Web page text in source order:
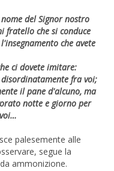
del Signor nostro
fratello che si conduce
che avete
ci dovete imitare:
fra voi;
il pane d'alcuno, ma
notte e giorno per
palesemente alle
segue la
ammonizione.